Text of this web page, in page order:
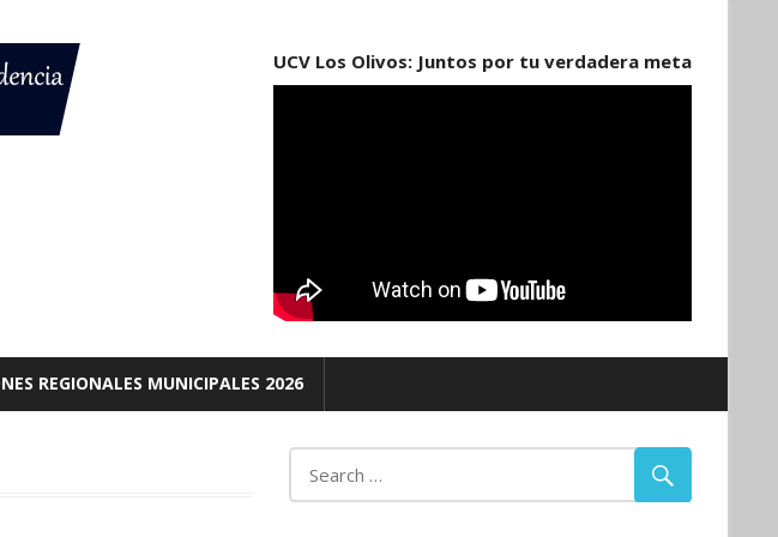
UCV Los Olivos: Juntos por tu verdadera meta
REGIONALES MUNICIPALES 2026